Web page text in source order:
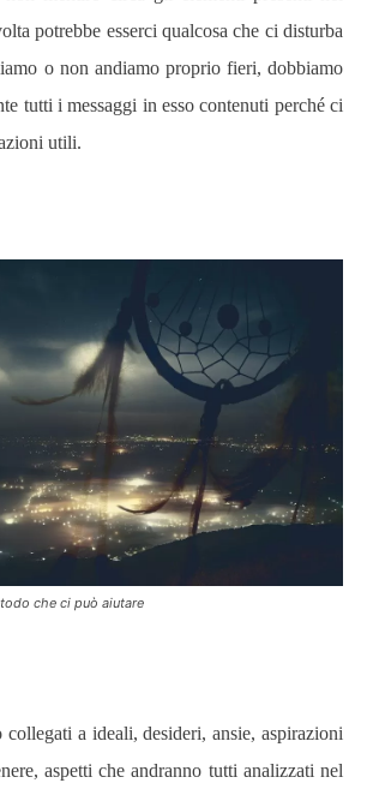
potrebbe esserci qualcosa che ci disturba
o non andiamo proprio fieri, dobbiamo
tutti i messaggi in esso contenuti perché ci
utili.
che ci può aiutare
collegati a ideali, desideri, ansie, aspirazioni
aspetti che andranno tutti analizzati nel